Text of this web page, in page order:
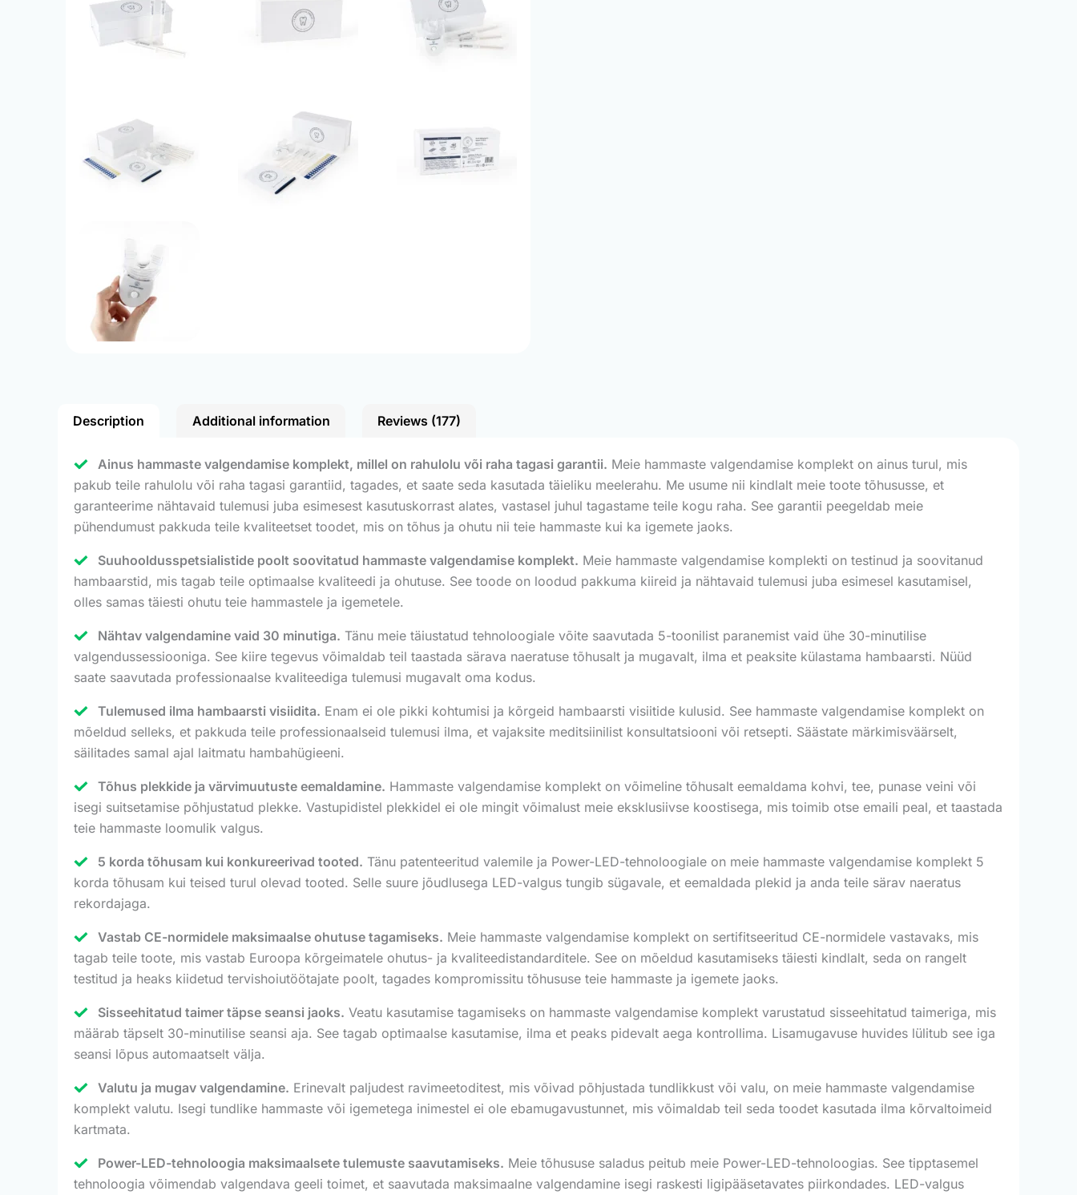
Description Additional information Reviews (177)
Ainus hammaste valgendamise komplekt, millel on rahulolu või raha tagasi garantii. Meie hammaste valgendamise komplekt on ainus turul, mis
pakub teile rahulolu või raha tagasi garantiid, tagades, et saate seda kasutada täieliku meelerahu. Me usume nii kindlalt meie toote tõhususse, et
garanteerime nähtavaid tulemusi juba esimesest kasutuskorrast alates, vastasel juhul tagastame teile kogu raha. See garantii peegeldab meie
pühendumust pakkuda teile kvaliteetset toodet, mis on tõhus ja ohutu nii teie hammaste kui ka igemete jaoks.
Suuhooldusspetsialistide poolt soovitatud hammaste valgendamise komplekt. Meie hammaste valgendamise komplekti on testinud ja soovitanud
hambaarstid, mis tagab teile optimaalse kvaliteedi ja ohutuse. See toode on loodud pakkuma kiireid ja nähtavaid tulemusi juba esimesel kasutamisel,
olles samas täiesti ohutu teie hammastele ja igemetele.
Nähtav valgendamine vaid 30 minutiga. Tänu meie täiustatud tehnoloogiale võite saavutada 5-toonilist paranemist vaid ühe 30-minutilise
valgendussessiooniga. See kiire tegevus võimaldab teil taastada särava naeratuse tõhusalt ja mugavalt, ilma et peaksite külastama hambaarsti. Nüüd
saate saavutada professionaalse kvaliteediga tulemusi mugavalt oma kodus.
Tulemused ilma hambaarsti visiidita. Enam ei ole pikki kohtumisi ja kõrgeid hambaarsti visiitide kulusid. See hammaste valgendamise komplekt on
mõeldud selleks, et pakkuda teile professionaalseid tulemusi ilma, et vajaksite meditsiinilist konsultatsiooni või retsepti. Säästate märkimisväärselt,
säilitades samal ajal laitmatu hambahügieeni.
Tõhus plekkide ja värvimuutuste eemaldamine. Hammaste valgendamise komplekt on võimeline tõhusalt eemaldama kohvi, tee, punase veini või
isegi suitsetamise põhjustatud plekke. Vastupidistel plekkidel ei ole mingit võimalust meie eksklusiivse koostisega, mis toimib otse emaili peal, et taastada
teie hammaste loomulik valgus.
5 korda tõhusam kui konkureerivad tooted. Tänu patenteeritud valemile ja Power-LED-tehnoloogiale on meie hammaste valgendamise komplekt 5
korda tõhusam kui teised turul olevad tooted. Selle suure jõudlusega LED-valgus tungib sügavale, et eemaldada plekid ja anda teile särav naeratus
rekordajaga.
Vastab CE-normidele maksimaalse ohutuse tagamiseks. Meie hammaste valgendamise komplekt on sertifitseeritud CE-normidele vastavaks, mis
tagab teile toote, mis vastab Euroopa kõrgeimatele ohutus- ja kvaliteedistandarditele. See on mõeldud kasutamiseks täiesti kindlalt, seda on rangelt
testitud ja heaks kiidetud tervishoiutöötajate poolt, tagades kompromissitu tõhususe teie hammaste ja igemete jaoks.
Sisseehitatud taimer täpse seansi jaoks. Veatu kasutamise tagamiseks on hammaste valgendamise komplekt varustatud sisseehitatud taimeriga, mis
määrab täpselt 30-minutilise seansi aja. See tagab optimaalse kasutamise, ilma et peaks pidevalt aega kontrollima. Lisamugavuse huvides lülitub see iga
seansi lõpus automaatselt välja.
Valutu ja mugav valgendamine. Erinevalt paljudest ravimeetoditest, mis võivad põhjustada tundlikkust või valu, on meie hammaste valgendamise
komplekt valutu. Isegi tundlike hammaste või igemetega inimestel ei ole ebamugavustunnet, mis võimaldab teil seda toodet kasutada ilma kõrvaltoimeid
kartmata.
Power-LED-tehnoloogia maksimaalsete tulemuste saavutamiseks. Meie tõhususe saladus peitub meie Power-LED-tehnoloogias. See tipptasemel
tehnoloogia võimendab valgendava geeli toimet, et saavutada maksimaalne valgendamine isegi raskesti ligipääsetavates piirkondades. LED-valgus